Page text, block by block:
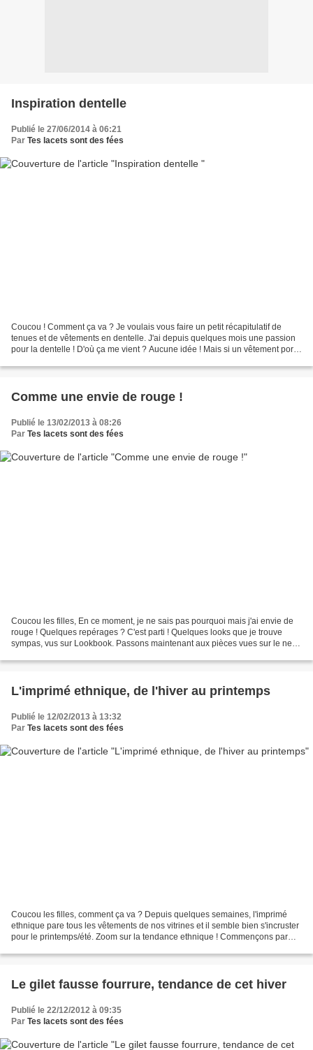
Inspiration dentelle
Publié le 27/06/2014 à 06:21
Par Tes lacets sont des fées
Coucou ! Comment ça va ? Je voulais vous faire un petit récapitulatif de
tenues et de vêtements en dentelle. J'ai depuis quelques mois une passion
pour la dentelle ! D'où ça me vient ? Aucune idée ! Mais si un vêtement porte
Comme une envie de rouge !
Publié le 13/02/2013 à 08:26
Par Tes lacets sont des fées
Coucou les filles, En ce moment, je ne sais pas pourquoi mais j'ai envie de
rouge ! Quelques repérages ? C'est parti ! Quelques looks que je trouve
sympas, vus sur Lookbook. Passons maintenant aux pièces vues sur le net !
L'imprimé ethnique, de l'hiver au printemps
Publié le 12/02/2013 à 13:32
Par Tes lacets sont des fées
Coucou les filles, comment ça va ? Depuis quelques semaines, l'imprimé
ethnique pare tous les vêtements de nos vitrines et il semble bien s'incruster
pour le printemps/été. Zoom sur la tendance ethnique ! Commençons par
Le gilet fausse fourrure, tendance de cet hiver
Publié le 22/12/2012 à 09:35
Par Tes lacets sont des fées